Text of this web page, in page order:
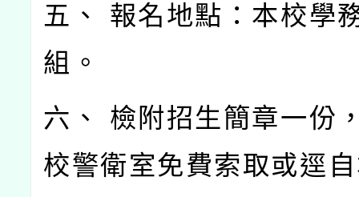
五、 報名地點：本校學
組。
六、 檢附招生簡章一份
校警衛室免費索取或逕